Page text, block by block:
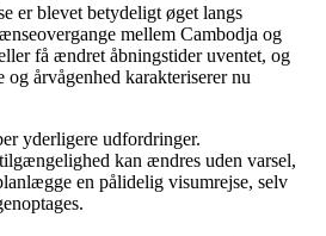
er blevet betydeligt øget langs
mellem Cambodja og
få ændret åbningstider uventet, og
årvågenhed karakteriserer nu
yderligere udfordringer.
kan ændres uden varsel,
en pålidelig visumrejse, selv